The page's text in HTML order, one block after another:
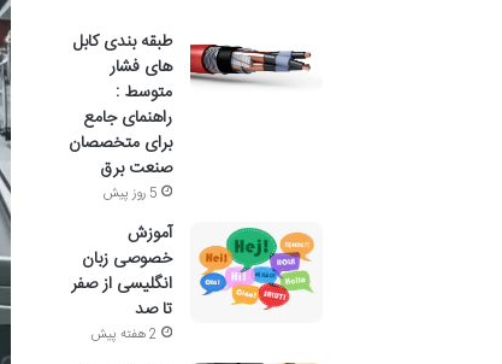
طبقه بندی کابل
های فشار
متوسط :
راهنمای جامع
برای متخصصان
صنعت برق
5 روز پیش
آموزش
خصوصی زبان
انگلیسی از صفر
تا صد
2 هفته پیش